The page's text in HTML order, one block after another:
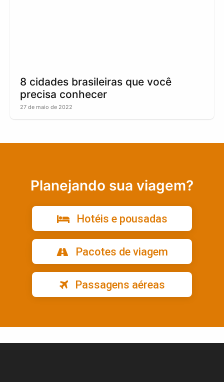
8 cidades brasileiras que você
precisa conhecer
27 de maio de 2022
Planejando sua viagem?
Hotéis e pousadas
Pacotes de viagem
Passagens aéreas